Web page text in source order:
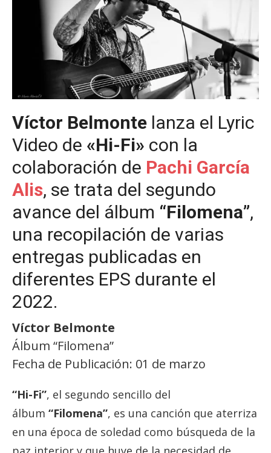
Víctor Belmonte lanza el Lyric
Video de «Hi-Fi» con la
colaboración de Pachi García
Alis, se trata del segundo
avance del álbum “Filomena”,
una recopilación de varias
entregas publicadas en
diferentes EPS durante el
2022.
Víctor Belmonte
Álbum “Filomena”
Fecha de Publicación: 01 de marzo
“Hi-Fi”, el segundo sencillo del
álbum “Filomena”, es una canción que aterriza
en una época de soledad como búsqueda de la